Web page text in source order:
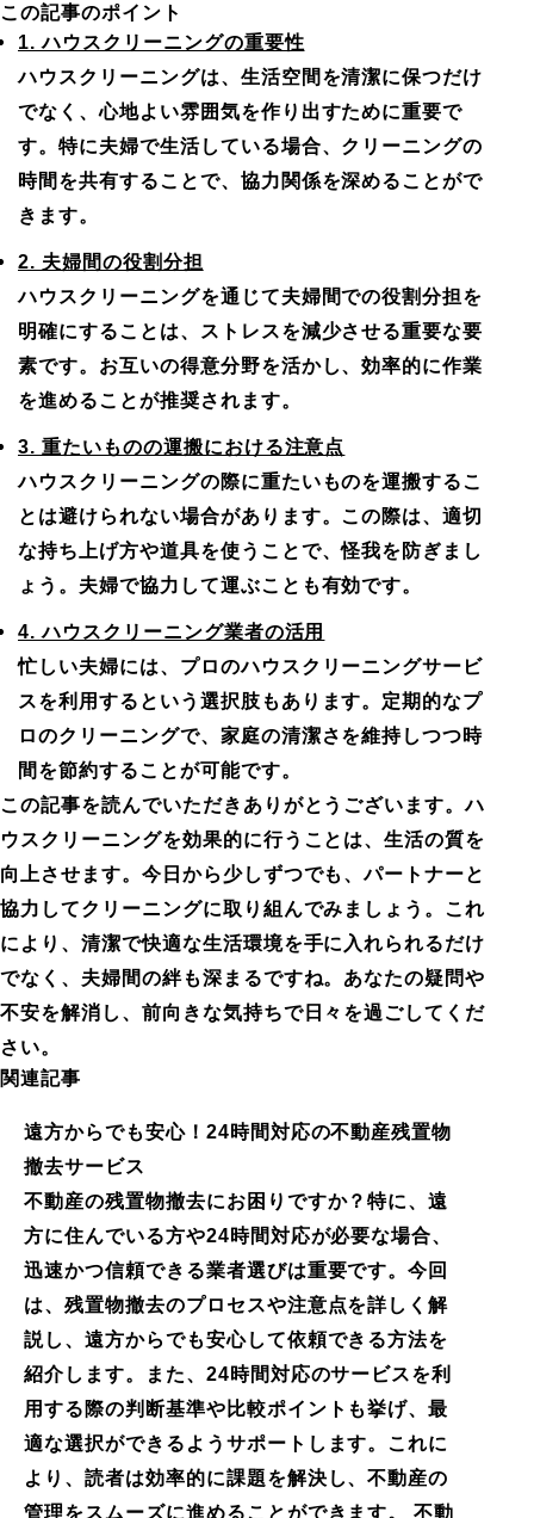
この記事のポイント
1. ハウスクリーニングの重要性
ハウスクリーニングは、生活空間を清潔に保つだけ
でなく、心地よい雰囲気を作り出すために重要で
す。特に夫婦で生活している場合、クリーニングの
時間を共有することで、協力関係を深めることがで
きます。
2. 夫婦間の役割分担
ハウスクリーニングを通じて夫婦間での役割分担を
明確にすることは、ストレスを減少させる重要な要
素です。お互いの得意分野を活かし、効率的に作業
を進めることが推奨されます。
3. 重たいものの運搬における注意点
ハウスクリーニングの際に重たいものを運搬するこ
とは避けられない場合があります。この際は、適切
な持ち上げ方や道具を使うことで、怪我を防ぎまし
ょう。夫婦で協力して運ぶことも有効です。
4. ハウスクリーニング業者の活用
忙しい夫婦には、プロのハウスクリーニングサービ
スを利用するという選択肢もあります。定期的なプ
ロのクリーニングで、家庭の清潔さを維持しつつ時
間を節約することが可能です。
この記事を読んでいただきありがとうございます。ハ
ウスクリーニングを効果的に行うことは、生活の質を
向上させます。今日から少しずつでも、パートナーと
協力してクリーニングに取り組んでみましょう。これ
により、清潔で快適な生活環境を手に入れられるだけ
でなく、夫婦間の絆も深まるですね。あなたの疑問や
不安を解消し、前向きな気持ちで日々を過ごしてくだ
さい。
関連記事
遠方からでも安心！24時間対応の不動産残置物
撤去サービス
不動産の残置物撤去にお困りですか？特に、遠
方に住んでいる方や24時間対応が必要な場合、
迅速かつ信頼できる業者選びは重要です。今回
は、残置物撤去のプロセスや注意点を詳しく解
説し、遠方からでも安心して依頼できる方法を
紹介します。また、24時間対応のサービスを利
用する際の判断基準や比較ポイントも挙げ、最
適な選択ができるようサポートします。これに
より、読者は効率的に課題を解決し、不動産の
管理をスムーズに進めることができます。 不動